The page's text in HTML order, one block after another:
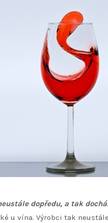
dopředu, a tak
u vína. Výrobci tak